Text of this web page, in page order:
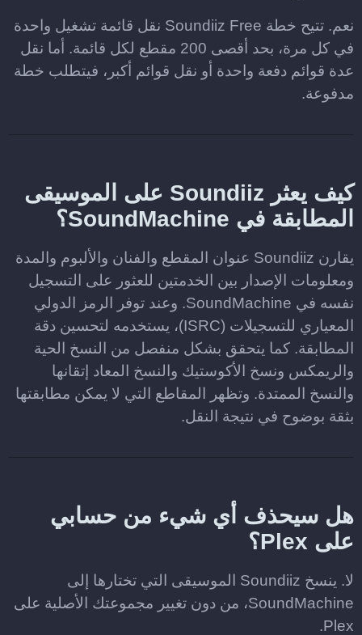
نعم. تتيح خطة Soundiiz Free نقل قائمة تشغيل واحدة
في كل مرة، بحد أقصى 200 مقطع لكل قائمة. أما نقل
عدة قوائم دفعة واحدة أو نقل قوائم أكبر، فيتطلب خطة
مدفوعة.
كيف يعثر Soundiiz على الموسيقى
المطابقة في SoundMachine؟
يقارن Soundiiz عنوان المقطع والفنان والألبوم والمدة
ومعلومات الإصدار بين الخدمتين للعثور على التسجيل
نفسه في SoundMachine. وعند توفر الرمز الدولي
المعياري للتسجيلات (ISRC)، يستخدمه لتحسين دقة
المطابقة. كما يتحقق بشكل منفصل من النسخ الحية
والريمكس ونسخ الأكوستيك والنسخ المعاد إتقانها
والنسخ الممتدة. وتظهر المقاطع التي لا يمكن مطابقتها
بثقة بوضوح في نتيجة النقل.
هل سيحذف أي شيء من حسابي
على Plex؟
لا. ينسخ Soundiiz الموسيقى التي تختارها إلى
SoundMachine، من دون تغيير مجموعتك الأصلية على
Plex.